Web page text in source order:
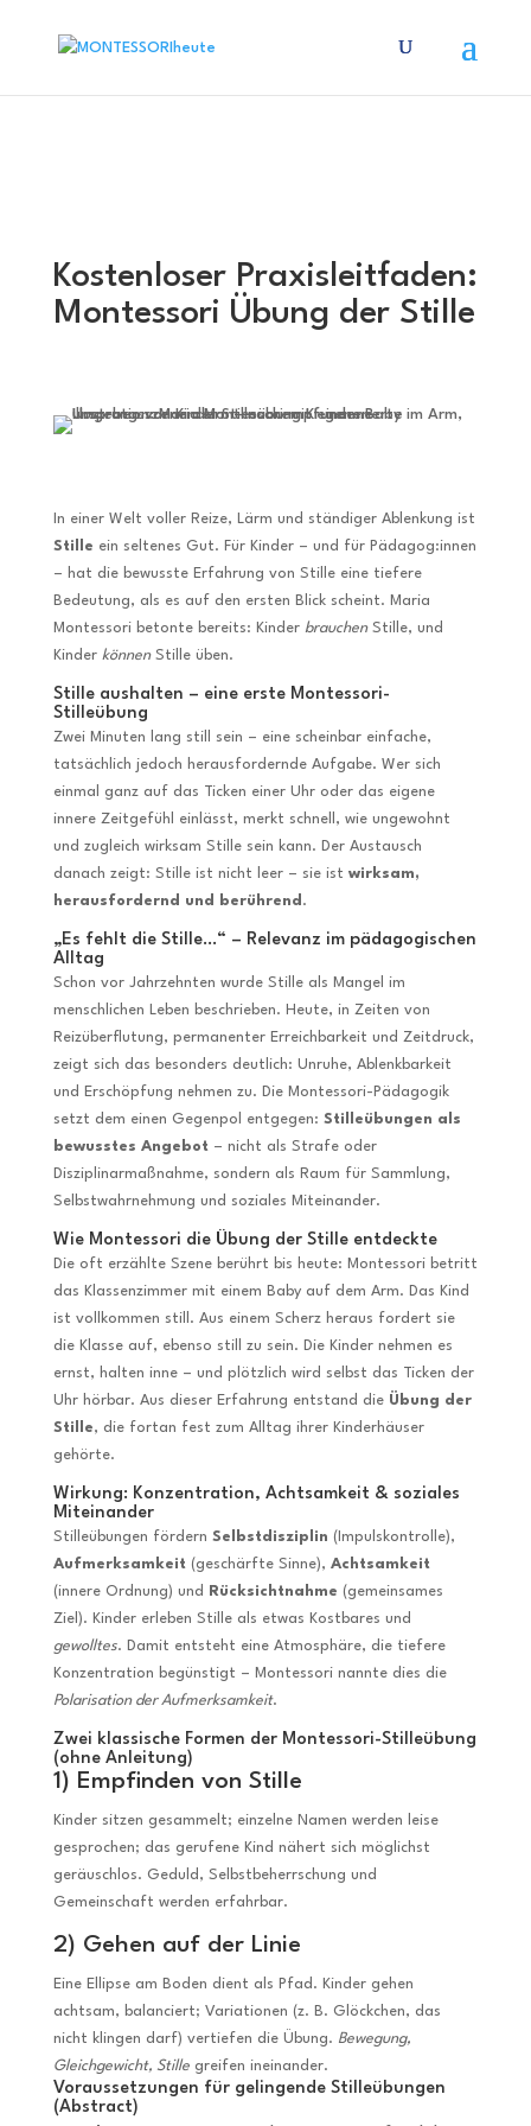
Kostenloser Praxisleitfaden:
Montessori Übung der Stille
In einer Welt voller Reize, Lärm und ständiger Ablenkung ist
Stille ein seltenes Gut. Für Kinder – und für Pädagog:innen
– hat die bewusste Erfahrung von Stille eine tiefere
Bedeutung, als es auf den ersten Blick scheint. Maria
Montessori betonte bereits: Kinder brauchenStille, und
Kinder könnenStille üben.
Stille aushalten – eine erste Montessori-
Stilleübung
Zwei Minuten lang still sein – eine scheinbar einfache,
tatsächlich jedoch herausfordernde Aufgabe. Wer sich
einmal ganz auf das Ticken einer Uhr oder das eigene
innere Zeitgefühl einlässt, merkt schnell, wie ungewohnt
und zugleich wirksam Stille sein kann. Der Austausch
danach zeigt: Stille ist nicht leer – sie ist wirksam,
herausfordernd und berührend .
„Es fehlt die Stille…“ – Relevanz im pädagogischen
Alltag
Schon vor Jahrzehnten wurde Stille als Mangel im
menschlichen Leben beschrieben. Heute, in Zeiten von
Reizüberflutung, permanenter Erreichbarkeit und Zeitdruck,
zeigt sich das besonders deutlich: Unruhe, Ablenkbarkeit
und Erschöpfung nehmen zu. Die Montessori-Pädagogik
setzt dem einen Gegenpol entgegen: Stilleübungen als
bewusstes Angebot– nicht als Strafe oder
Disziplinarmaßnahme, sondern als Raum für Sammlung,
Selbstwahrnehmung und soziales Miteinander.
Wie Montessori die Übung der Stille entdeckte
Die oft erzählte Szene berührt bis heute: Montessori betritt
das Klassenzimmer mit einem Baby auf dem Arm. Das Kind
ist vollkommen still. Aus einem Scherz heraus fordert sie
die Klasse auf, ebenso still zu sein. Die Kinder nehmen es
ernst, halten inne – und plötzlich wird selbst das Ticken der
Uhr hörbar. Aus dieser Erfahrung entstand die Übung der
Stille, die fortan fest zum Alltag ihrer Kinderhäuser
gehörte.
Wirkung: Konzentration, Achtsamkeit & soziales
Miteinander
Stilleübungen fördern Selbstdisziplin (Impulskontrolle),
Aufmerksamkeit(geschärfte Sinne), Achtsamkeit
(innere Ordnung) und
Rücksichtnahme (gemeinsames
Ziel). Kinder erleben Stille als etwas Kostbares und
gewolltes. Damit entsteht eine Atmosphäre, die tiefere
Konzentration begünstigt – Montessori nannte dies die
Polarisation der Aufmerksamkeit.
Zwei klassische Formen der Montessori-Stilleübung
(ohne Anleitung)
1) Empfinden von Stille
Kinder sitzen gesammelt; einzelne Namen werden leise
gesprochen; das gerufene Kind nähert sich möglichst
geräuschlos. Geduld, Selbstbeherrschung und
Gemeinschaft werden erfahrbar.
2) Gehen auf der Linie
Eine Ellipse am Boden dient als Pfad. Kinder gehen
achtsam, balanciert; Variationen (z. B. Glöckchen, das
nicht klingen darf) vertiefen die Übung. Bewegung,
Gleichgewicht, Stillegreifen ineinander.
Voraussetzungen für gelingende Stilleübungen
(Abstract)